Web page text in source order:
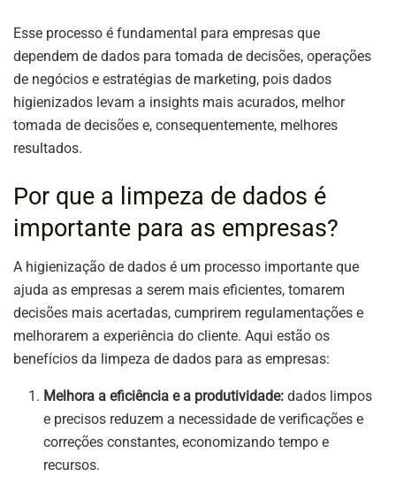
Esse processo é fundamental para empresas que
dependem de dados para tomada de decisões, operações
de negócios e estratégias de marketing, pois dados
higienizados levam a insights mais acurados, melhor
tomada de decisões e, consequentemente, melhores
resultados.
Por que a limpeza de dados é
importante para as empresas?
A higienização de dados é um processo importante que
ajuda as empresas a serem mais eficientes, tomarem
decisões mais acertadas, cumprirem regulamentações e
melhorarem a experiência do cliente. Aqui estão os
benefícios da limpeza de dados para as empresas:
Melhora a eficiência e a produtividade:dados limpos
e precisos reduzem a necessidade de verificações e
correções constantes, economizando tempo e
recursos.